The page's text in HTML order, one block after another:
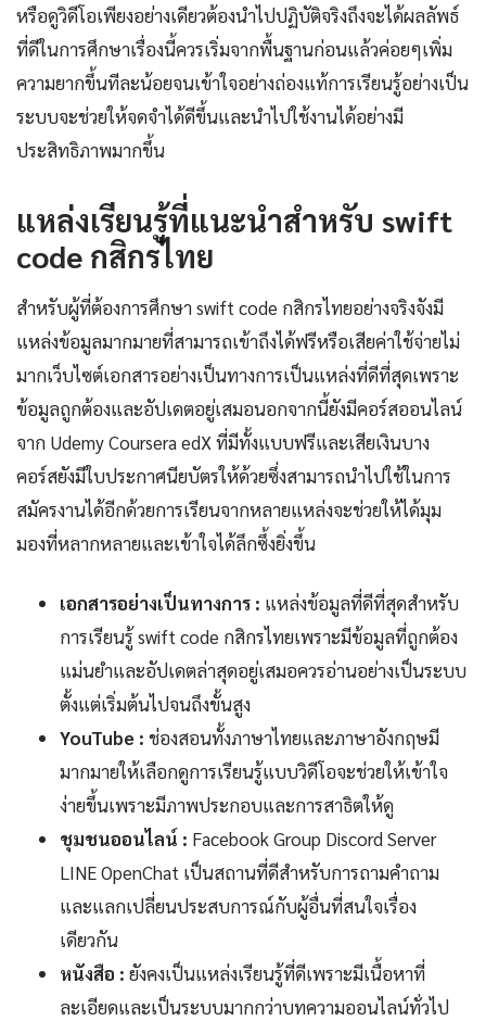
หรือดูวิดีโอเพียงอย่างเดียวต้องนำไปปฏิบัติจริงถึงจะได้ผลลัพธ์
ที่ดีในการศึกษาเรื่องนี้ควรเริ่มจากพื้นฐานก่อนแล้วค่อยๆเพิ่ม
ความยากขึ้นทีละน้อยจนเข้าใจอย่างถ่องแท้การเรียนรู้อย่างเป็น
ระบบจะช่วยให้จดจำได้ดีขึ้นและนำไปใช้งานได้อย่างมี
ประสิทธิภาพมากขึ้น
แหล่งเรียนรู้ที่แนะนำสำหรับ swift
code กสิกรไทย
สำหรับผู้ที่ต้องการศึกษา swift code กสิกรไทยอย่างจริงจังมี
แหล่งข้อมูลมากมายที่สามารถเข้าถึงได้ฟรีหรือเสียค่าใช้จ่ายไม่
มากเว็บไซต์เอกสารอย่างเป็นทางการเป็นแหล่งที่ดีที่สุดเพราะ
ข้อมูลถูกต้องและอัปเดตอยู่เสมอนอกจากนี้ยังมีคอร์สออนไลน์
จาก Udemy Coursera edX ที่มีทั้งแบบฟรีและเสียเงินบาง
คอร์สยังมีใบประกาศนียบัตรให้ด้วยซึ่งสามารถนำไปใช้ในการ
สมัครงานได้อีกด้วยการเรียนจากหลายแหล่งจะช่วยให้ได้มุม
มองที่หลากหลายและเข้าใจได้ลึกซึ้งยิ่งขึ้น
เอกสารอย่างเป็นทางการ : แหล่งข้อมูลที่ดีที่สุดสำหรับ
การเรียนรู้ swift code กสิกรไทยเพราะมีข้อมูลที่ถูกต้อง
แม่นยำและอัปเดตล่าสุดอยู่เสมอควรอ่านอย่างเป็นระบบ
ตั้งแต่เริ่มต้นไปจนถึงขั้นสูง
YouTube : ช่องสอนทั้งภาษาไทยและภาษาอังกฤษมี
มากมายให้เลือกดูการเรียนรู้แบบวิดีโอจะช่วยให้เข้าใจ
ง่ายขึ้นเพราะมีภาพประกอบและการสาธิตให้ดู
ชุมชนออนไลน์ : Facebook Group Discord Server
LINE OpenChat เป็นสถานที่ดีสำหรับการถามคำถาม
และแลกเปลี่ยนประสบการณ์กับผู้อื่นที่สนใจเรื่อง
เดียวกัน
หนังสือ : ยังคงเป็นแหล่งเรียนรู้ที่ดีเพราะมีเนื้อหาที่
ละเอียดและเป็นระบบมากกว่าบทความออนไลน์ทั่วไป